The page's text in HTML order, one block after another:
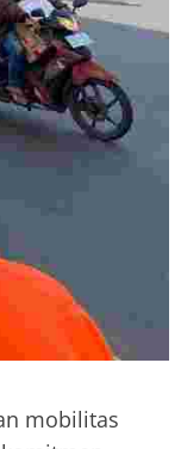
mobilitas